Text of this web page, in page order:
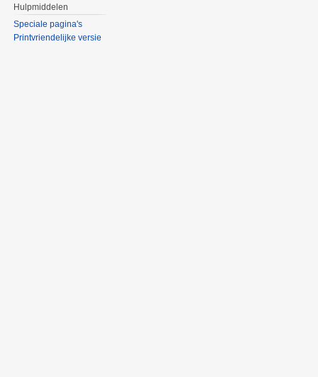
Hulpmiddelen
Speciale pagina's
Printvriendelijke versie